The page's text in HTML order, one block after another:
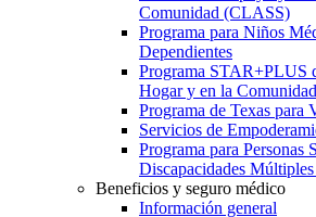
Comunidad (CLASS)
Programa para Niños
Dependientes
Programa STAR+PLUS
Hogar y en la
Programa de Texas
Servicios de
Programa para Personas
Discapacidades
Beneficios y seguro médico
Información general